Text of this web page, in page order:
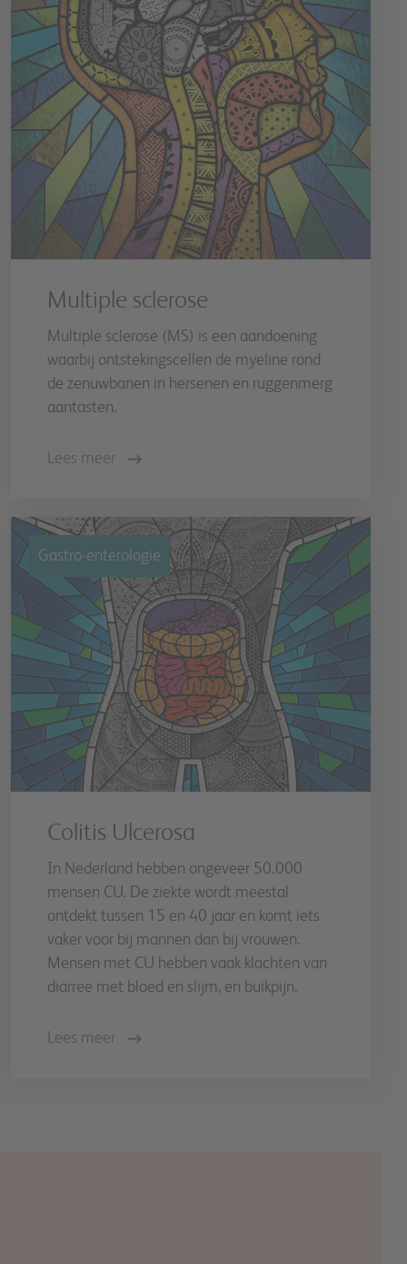
Multiple sclerose
Multiple sclerose (MS) is een aandoening
waarbij ontstekingscellen de myeline rond
de zenuwbanen in hersenen en ruggenmerg
aantasten.
Lees meer
Gastro-enterologie
Colitis Ulcerosa
In Nederland hebben ongeveer 50.000
mensen CU. De ziekte wordt meestal
ontdekt tussen 15 en 40 jaar en komt iets
vaker voor bij mannen dan bij vrouwen.
Mensen met CU hebben vaak klachten van
diarree met bloed en slijm, en buikpijn.
Lees meer